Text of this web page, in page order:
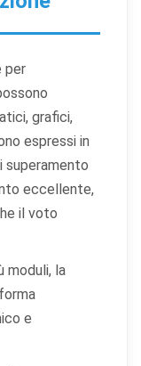
per
grafici,
espressi in
superamento
eccellente,
il voto
moduli, la
e